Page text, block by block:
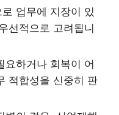
업무에 지장이 있
선적으로 고려됩니
요하거나 회복이 어
적합성을 신중히 판